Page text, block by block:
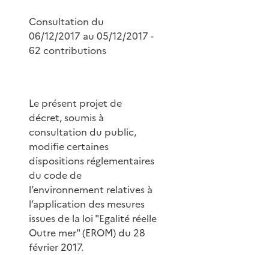
Consultation du
06/12/2017 au 05/12/2017 -
62 contributions
Le présent projet de
décret, soumis à
consultation du public,
modifie certaines
dispositions réglementaires
du code de
l’environnement relatives à
l’application des mesures
issues de la loi "Egalité réelle
Outre mer" (EROM) du 28
février 2017.